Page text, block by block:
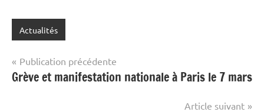
Actualités
Navigation
de
Publication précédente
Grève et manifestation nationale à Paris le 7 mars
Article suivant